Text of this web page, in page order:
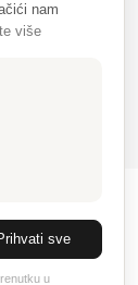
nam
više
sve
u